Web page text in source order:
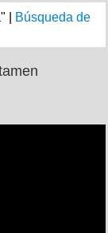
|
Búsqueda de